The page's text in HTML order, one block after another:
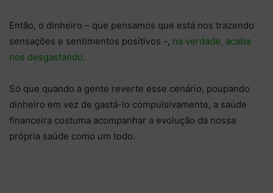
Então, o dinheiro – que pensamos que está nos trazendo
sensações e sentimentos positivos -, na verdade, acaba
nos desgastando.
Só que quando a gente reverte esse cenário, poupando
dinheiro em vez de gastá-lo compulsivamente, a saúde
financeira costuma acompanhar a evolução da nossa
própria saúde como um todo.